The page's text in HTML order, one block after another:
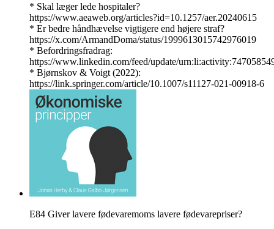
* Skal læger lede hospitaler?
https://www.aeaweb.org/articles?id=10.1257/aer.20240615
* Er bedre håndhævelse vigtigere end højere straf?
https://x.com/ArmandDoma/status/1999613015742976019
* Befordringsfradrag:
https://www.linkedin.com/feed/update/
* Bjørnskov & Voigt (2022):
https://link.springer.com/article/10.1007/s11127-021-00918-6
E84 Giver lavere fødevaremoms lavere fødevarepriser?